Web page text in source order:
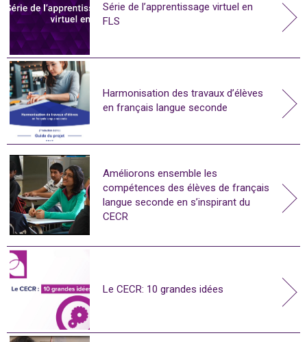
Série de l’apprentissage virtuel en
FLS
Harmonisation des travaux d’élèves
en français langue seconde
Améliorons ensemble les
compétences des élèves de français
langue seconde en s’inspirant du
CECR
Le CECR: 10 grandes idées